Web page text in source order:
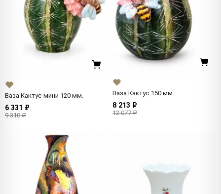
Ваза Кактус мини 120 мм.
6 331 ₽
9 310 ₽
Ваза Кактус 150 мм.
8 213 ₽
12 077 ₽